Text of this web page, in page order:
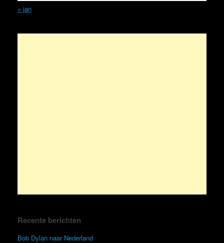
« jan
Recente berichten
Bob Dylan naar Nederland